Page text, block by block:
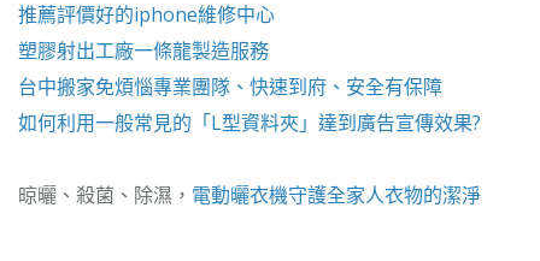
推薦評價好的iphone維修中心
塑膠射出工廠一條龍製造服務
台中搬家免煩惱專業團隊、快速到府、安全有保障
如何利用一般常見的「L型資料夾」達到廣告宣傳效果?
晾曬、殺菌、除濕， 電動曬衣機守護全家人衣物的潔淨